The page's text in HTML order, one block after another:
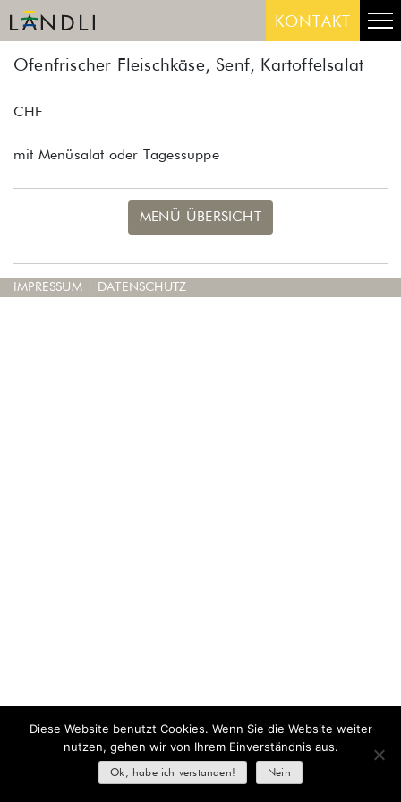
Skip
to
KONTAKT
Ofenfrischer Fleischkäse, Senf, Kartoffelsalat
CHF
mit Menüsalat oder Tagessuppe
MENÜ-ÜBERSICHT
IMPRESSUM DATENSCHUTZ
Diese Website benutzt Cookies. Wenn Sie die Website weiter
nutzen, gehen wir von Ihrem Einverständnis aus.
Ok, habe ich verstanden! Nein